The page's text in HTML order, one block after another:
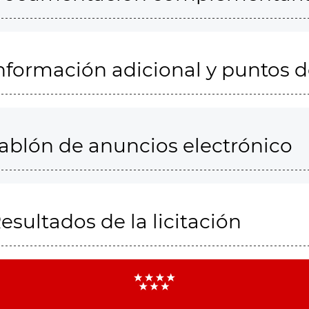
adicional y puntos
de anuncios electrónico
de la licitación